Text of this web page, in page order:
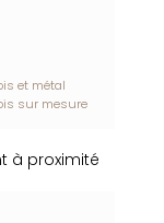
et métal
sur mesure
à proximité